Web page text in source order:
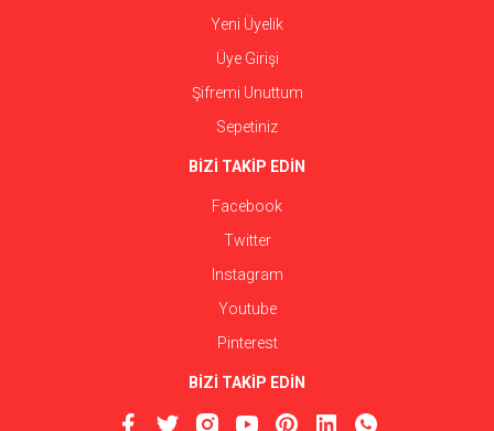
Yeni Üyelik
Üye Girişi
Şifremi Unuttum
Sepetiniz
BİZİ TAKİP EDİN
Facebook
Twitter
Instagram
Youtube
Pinterest
BİZİ TAKİP EDİN